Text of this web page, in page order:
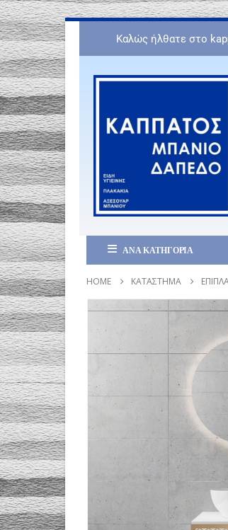
Καλώς ήλθατε στο
ΑΝΑ ΚΑΤΗΓΟΡΙΑ
HOME ΚΑΤΆΣΤΗΜΑ